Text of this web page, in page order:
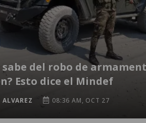
sabe del robo de
Esto dice el Mindef
08:36 AM, OCT 27